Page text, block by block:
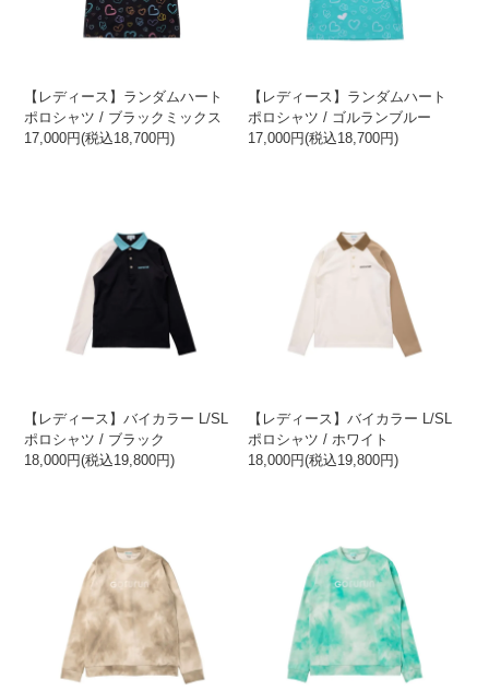
【レディース】ランダムハート
ポロシャツ / ブラックミックス
17,000円(税込18,700円)
【レディース】ランダムハート
ポロシャツ / ゴルランブルー
17,000円(税込18,700円)
【レディース】バイカラー L/SL
ポロシャツ / ブラック
18,000円(税込19,800円)
【レディース】バイカラー L/SL
ポロシャツ / ホワイト
18,000円(税込19,800円)